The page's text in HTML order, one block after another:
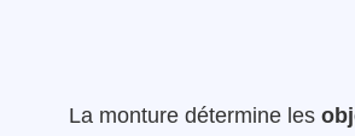
La monture détermine les